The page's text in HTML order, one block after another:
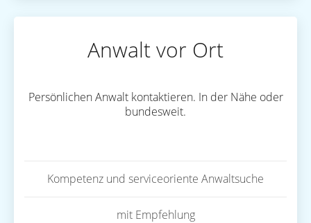
Anwalt vor Ort
Persönlichen Anwalt kontaktieren. In der Nähe oder
bundesweit.
Kompetenz und serviceoriente Anwaltsuche
mit Empfehlung